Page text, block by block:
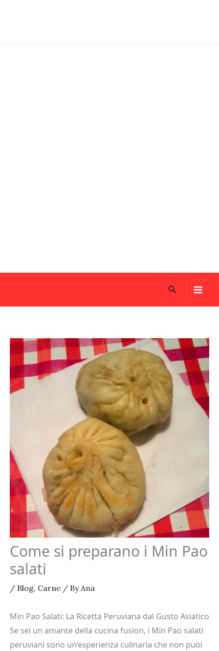
Search
Come si preparano i Min Pao
salati
/ Blog, Carne / ByAna
Min Pao Salati: La Ricetta Peruviana dal Gusto Asiatico
Se sei un amante della cucina fusion, i Min Pao salati
peruviani sono un’esperienza culinaria che non puoi